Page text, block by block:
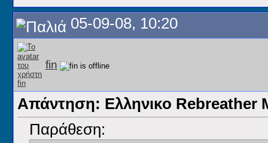
05-09-08, 10:20
fin
Απάντηση: Ελληνικο Rebreather
Παράθεση: